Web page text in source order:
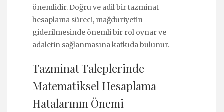
önemlidir. Doğru ve adil bir tazminat
hesaplama süreci, mağduriyetin
giderilmesinde önemli bir rol oynar ve
adaletin sağlanmasına katkıda bulunur.
Tazminat Taleplerinde
Matematiksel Hesaplama
Hatalarının Önemi